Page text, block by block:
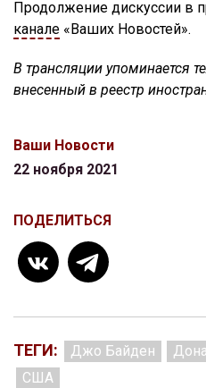
Продолжение дискуссии в
канале «Ваших Новостей».
В трансляции упоминается
внесенный в реестр
Ваши Новости
22 ноября 2021
ПОДЕЛИТЬСЯ
ТЕГИ: Джо Байден
США